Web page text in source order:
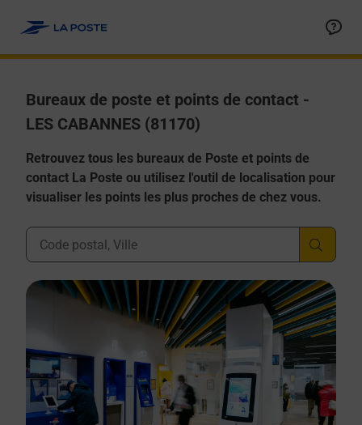
Bureaux de poste et points de contact -
LES CABANNES (81170)
Retrouvez tous les bureaux de Poste et points de
contact La Poste ou utilisez l'outil de localisation pour
visualiser les points les plus proches de chez vous.
Ville, Département, Code Postal